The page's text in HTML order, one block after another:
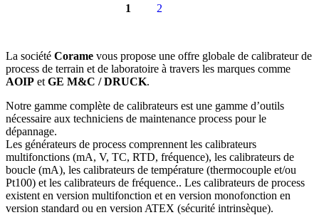
1 2
La société Corame vous propose une offre globale de calibrateur de
process de terrain et de laboratoire à travers les marques comme
AOIP et GE M&C / DRUCK.
Notre gamme complète de calibrateurs est une gamme d’outils
nécessaire aux techniciens de maintenance process pour le
dépannage.
Les générateurs de process comprennent les calibrateurs
multifonctions (mA, V, TC, RTD, fréquence), les calibrateurs de
boucle (mA), les calibrateurs de température (thermocouple et/ou
Pt100) et les calibrateurs de fréquence.. Les calibrateurs de process
existent en version multifonction et en version monofonction en
version standard ou en version ATEX (sécurité intrinsèque).